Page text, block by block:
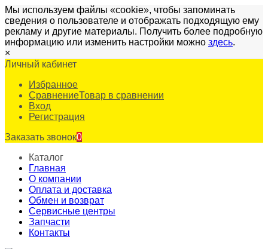
Мы используем файлы «cookie», чтобы запоминать
сведения о пользователе и отображать подходящую ему
рекламу и другие материалы. Получить более подробную
информацию или изменить настройки можно здесь.
×
Личный кабинет
Избранное
СравнениеТовар в сравнении
Вход
Регистрация
Заказать звонок0
Каталог
Главная
О компании
Оплата и доставка
Обмен и возврат
Сервисные центры
Запчасти
Контакты